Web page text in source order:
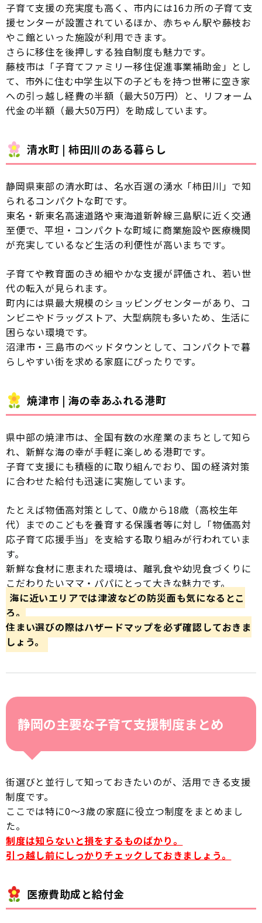
子育て支援の充実度も高く、市内には16カ所の子育て支
援センターが設置されているほか、赤ちゃん駅や藤枝お
やこ館といった施設が利用できます。
さらに移住を後押しする独自制度も魅力です。
藤枝市は「子育てファミリー移住促進事業補助金」とし
て、市外に住む中学生以下の子どもを持つ世帯に空き家
への引っ越し経費の半額（最大50万円）と、リフォーム
代金の半額（最大50万円）を助成しています。
清水町 | 柿田川のある暮らし
静岡県東部の清水町は、名水百選の湧水「柿田川」で知
られるコンパクトな町です。
東名・新東名高速道路や東海道新幹線三島駅に近く交通
至便で、平坦・コンパクトな町域に商業施設や医療機関
が充実しているなど生活の利便性が高いまちです。
子育てや教育面のきめ細やかな支援が評価され、若い世
代の転入が見られます。
町内には県最大規模のショッピングセンターがあり、コ
ンビニやドラッグストア、大型病院も多いため、生活に
困らない環境です。
沼津市・三島市のベッドタウンとして、コンパクトで暮
らしやすい街を求める家庭にぴったりです。
焼津市 | 海の幸あふれる港町
県中部の焼津市は、全国有数の水産業のまちとして知ら
れ、新鮮な海の幸が手軽に楽しめる港町です。
子育て支援にも積極的に取り組んでおり、国の経済対策
に合わせた給付も迅速に実施しています。
たとえば物価高対策として、0歳から18歳（高校生年
代）までのこどもを養育する保護者等に対し「物価高対
応子育て応援手当」を支給する取り組みが行われていま
す。
新鮮な食材に恵まれた環境は、離乳食や幼児食づくりに
こだわりたいママ・パパにとって大きな魅力です。
海に近いエリアでは津波などの防災面も気になるとこ
ろ。
住まい選びの際はハザードマップを必ず確認しておきま
しょう。
静岡の主要な子育て支援制度まとめ
街選びと並行して知っておきたいのが、活用できる支援
制度です。
ここでは特に0〜3歳の家庭に役立つ制度をまとめまし
た。
制度は知らないと損をするものばかり。
引っ越し前にしっかりチェックしておきましょう。
医療費助成と給付金